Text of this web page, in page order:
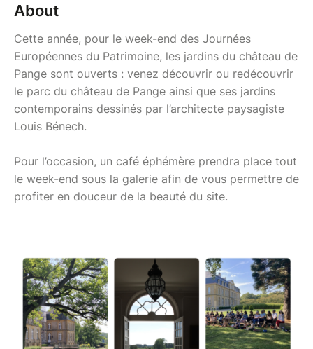
About
Cette année, pour le week-end des Journées
Européennes du Patrimoine, les jardins du château de
Pange sont ouverts : venez découvrir ou redécouvrir
le parc du château de Pange ainsi que ses jardins
contemporains dessinés par l’architecte paysagiste
Louis Bénech.
Pour l’occasion, un café éphémère prendra place tout
le week-end sous la galerie afin de vous permettre de
profiter en douceur de la beauté du site.